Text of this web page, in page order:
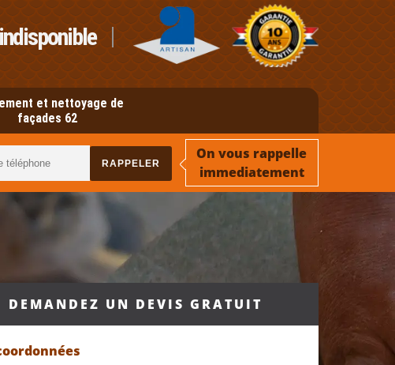
indisponible
et nettoyage de
façades 62
On vous rappelle
immediatement
DEMANDEZ UN DEVIS GRATUIT